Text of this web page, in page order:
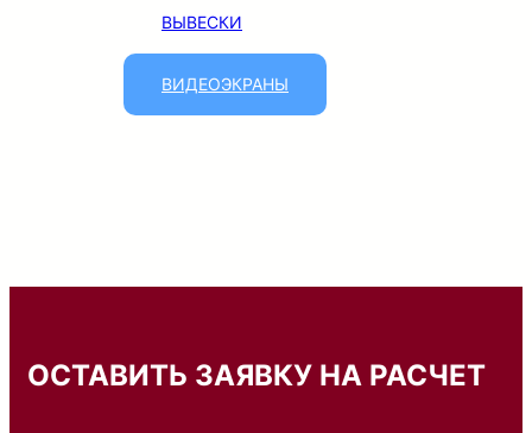
ВЫВЕСКИ
ВИДЕОЭКРАНЫ
ОСТАВИТЬ ЗАЯВКУ НА РАСЧЕТ